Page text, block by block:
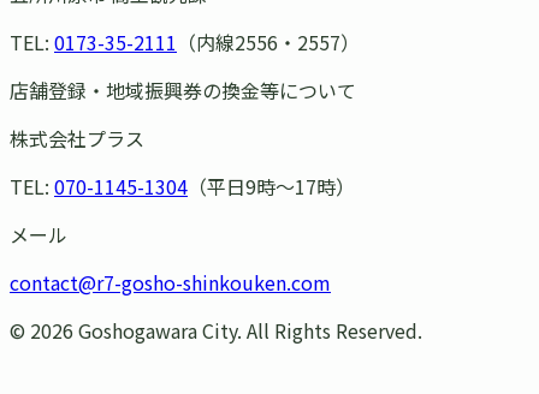
TEL: 0173-35-2111 （内線2556・2557）
店舗登録・地域振興券の換金等について
株式会社プラス
TEL: 070-1145-1304 （平日9時〜17時）
メール
contact@r7-gosho-shinkouken.com
© 2026 Goshogawara City. All Rights Reserved.